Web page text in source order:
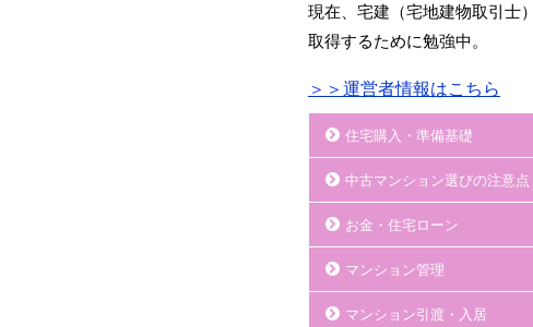
現在、宅建（宅地建物取引士
取得するために勉強中。
＞＞運営者情報はこちら
住宅購入・準備基礎
中古マンション選びの注意点
お金・住宅ローン
マンション管理
マンション引渡・入居